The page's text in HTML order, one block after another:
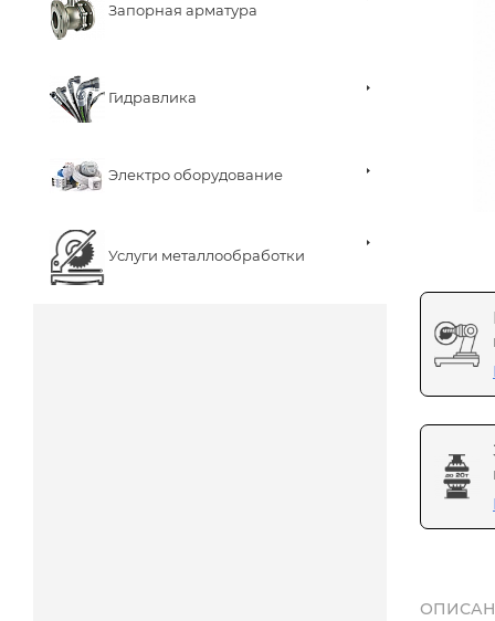
Запорная арматура
Гидравлика
Электро оборудование
Услуги металлообработки